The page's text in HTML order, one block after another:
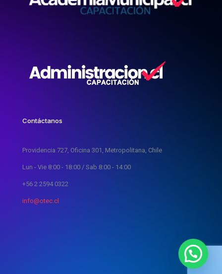
Contáctanos
Providencia 727, Oficina 301, Metropolitana, Chile
Lun - Vie 8:00 - 18:00 / Sab 8:00 - 14:00
+56 2 2594 0322
info@otec.cl